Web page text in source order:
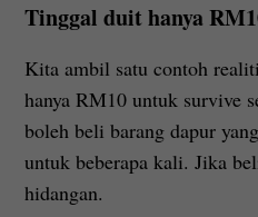
Tinggal duit hanya
Kita ambil satu contoh
hanya RM10 untuk survive
boleh beli barang dapur
untuk beberapa kali. Jika
hidangan.